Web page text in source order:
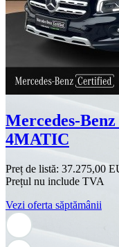
Mercedes-
4MATIC
Preț de listă: 37.275,00
Prețul nu include TVA
Vezi oferta săptămânii